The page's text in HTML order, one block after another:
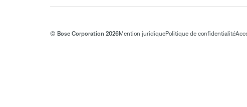
© Bose Corporation 2026Mention juridiquePolitique de confidentialité